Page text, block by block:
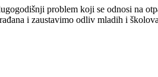
problem koji se odnosi na
i zaustavimo odliv mladih i